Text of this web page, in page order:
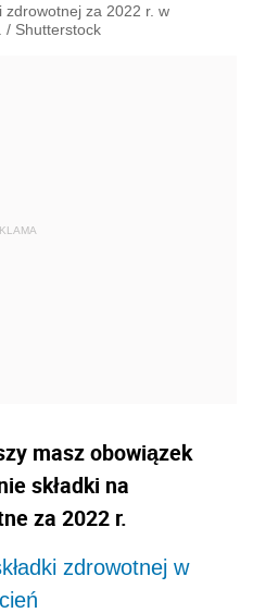
zdrowotnej za 2022 r. w
/ Shutterstock
masz obowiązek
składki na
za 2022 r.
zdrowotnej w